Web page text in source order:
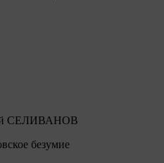
СЕЛИВАНОВ
безумие